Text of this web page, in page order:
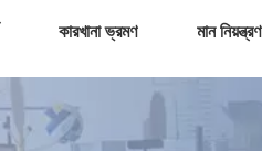
কারখানা ভ্রমণ মান নিয়ন্ত্রণ